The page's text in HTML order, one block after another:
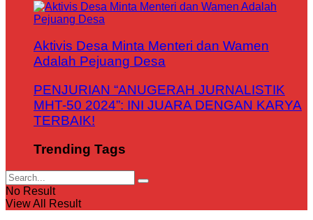
Aktivis Desa Minta Menteri dan Wamen
Adalah Pejuang Desa
PENJURIAN “ANUGERAH JURNALISTIK
MHT-50 2024”: INI JUARA DENGAN KARYA
TERBAIK!
Trending Tags
No Result
View All Result